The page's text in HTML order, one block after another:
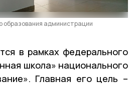
образования администрации
в рамках федерального
школа» национального
Главная его цель –